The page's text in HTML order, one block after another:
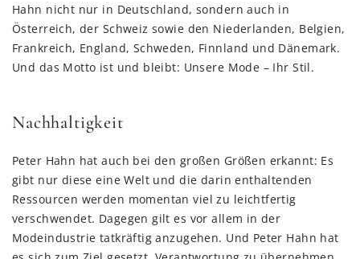
Hahn nicht nur in Deutschland, sondern auch in
Österreich, der Schweiz sowie den Niederlanden, Belgien,
Frankreich, England, Schweden, Finnland und Dänemark.
Und das Motto ist und bleibt: Unsere Mode – Ihr Stil.
Nachhaltigkeit
Peter Hahn hat auch bei den großen Größen erkannt: Es
gibt nur diese eine Welt und die darin enthaltenden
Ressourcen werden momentan viel zu leichtfertig
verschwendet. Dagegen gilt es vor allem in der
Modeindustrie tatkräftig anzugehen. Und Peter Hahn hat